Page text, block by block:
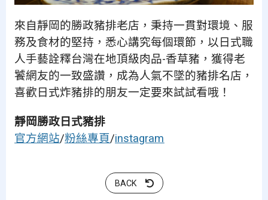
來自靜岡的勝政豬排老店，秉持一貫對環境、服
務及食材的堅持，悉心講究每個環節，以日式職
人手藝詮釋台灣在地頂級肉品-香草豬，獲得老
饕網友的一致盛讚，成為人氣不墜的豬排名店，
喜歡日式炸豬排的朋友一定要來試試看哦！
靜岡勝政日式豬排
官方網站/粉絲專頁/instagram
BACK